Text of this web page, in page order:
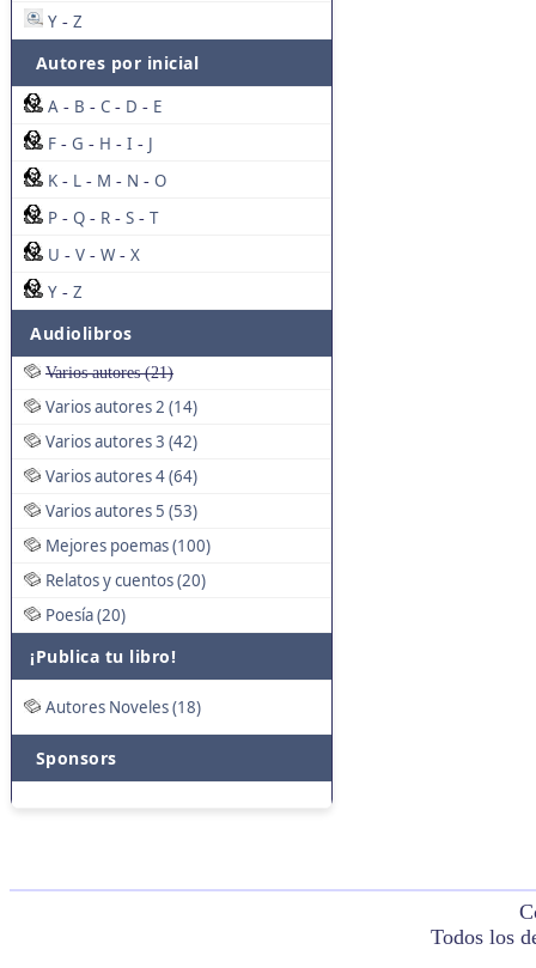
Y - Z
Autores por inicial
A - B - C - D - E
F - G - H - I - J
K - L - M - N - O
P - Q - R - S - T
U - V - W - X
Y - Z
Audiolibros
Varios autores (21)
Varios autores 2 (14)
Varios autores 3 (42)
Varios autores 4 (64)
Varios autores 5 (53)
Mejores poemas (100)
Relatos y cuentos (20)
Poesía (20)
¡Publica tu libro!
Autores Noveles (18)
Sponsors
Todos los